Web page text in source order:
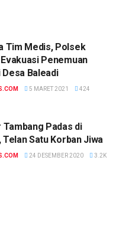
Tim Medis, Polsek
Penemuan
Desa Baleadi
5 MARET 2021 424
Padas di
Telan Satu Korban Jiwa
24 DESEMBER 2020 3.2K